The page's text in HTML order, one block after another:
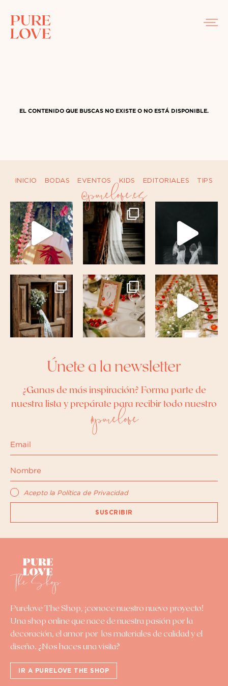
EL CONTENIDO QUE BUSCAS NO EXISTE O NO ESTÁ DISPONIBLE.
@purelove.es
INICIO BODAS EVENTOS KIDS EDITORIALES TIPS
Únete a la newsletter
¿Ganas de más inspiración? Forma parte de
nuestra lista y prepárate para recibir todo nuestro
#purelove
Acepto la Política de Privacidad
SUSCRIBIR
Purelove The Shop , ¡conoce nuestro nuevo proyecto!
Una shop online que nace de nuestra pasión por la
decoración, el amor por los materiales de calidad y el
diseño. ¿Nos haces una visita?
IR A PURELOVE THE SHOP